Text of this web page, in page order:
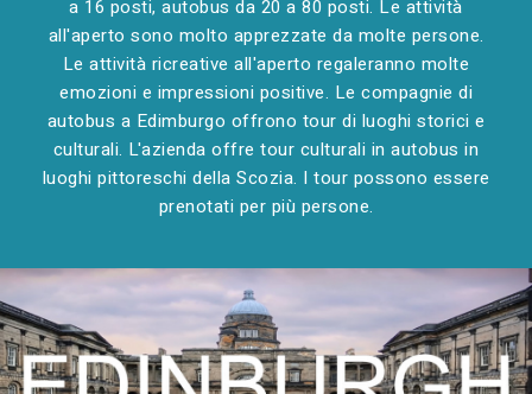
a 16 posti, autobus da 20 a 80 posti. Le attività
all'aperto sono molto apprezzate da molte persone.
Le attività ricreative all'aperto regaleranno molte
emozioni e impressioni positive. Le compagnie di
autobus a Edimburgo offrono tour di luoghi storici e
culturali. L'azienda offre tour culturali in autobus in
luoghi pittoreschi della Scozia. I tour possono essere
prenotati per più persone.